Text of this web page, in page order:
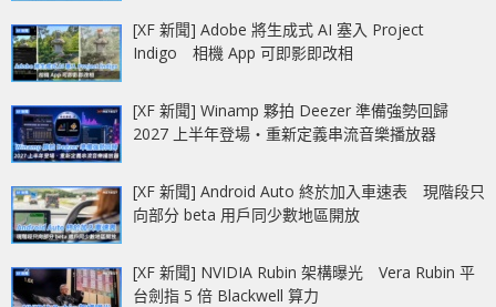
[XF 新聞] Adobe 將生成式 AI 塞入 Project
Indigo 相機 App 可即影即改相
[XF 新聞] Winamp 夥拍 Deezer 準備強勢回歸
2027 上半年登場‧重新定義串流音樂播放器
[XF 新聞] Android Auto 終於加入車速表 現階段只
向部分 beta 用戶同少數地區開放
[XF 新聞] NVIDIA Rubin 架構曝光 Vera Rubin 平
台劍指 5 倍 Blackwell 算力